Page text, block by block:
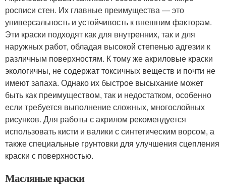
росписи стен. Их главные преимущества — это
универсальность и устойчивость к внешним факторам.
Эти краски подходят как для внутренних, так и для
наружных работ, обладая высокой степенью адгезии к
различным поверхностям. К тому же акриловые краски
экологичны, не содержат токсичных веществ и почти не
имеют запаха. Однако их быстрое высыхание может
быть как преимуществом, так и недостатком, особенно
если требуется выполнение сложных, многослойных
рисунков. Для работы с акрилом рекомендуется
использовать кисти и валики с синтетическим ворсом, а
также специальные грунтовки для улучшения сцепления
краски с поверхностью.
Масляные краски